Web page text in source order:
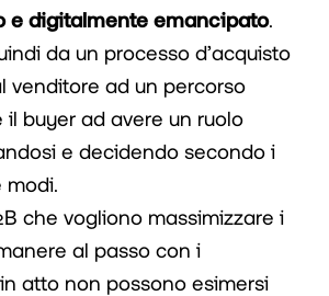
e digitalmente emancipato.
da un processo d’acquisto
venditore ad un percorso
il buyer ad avere un ruolo
e decidendo secondo i
che vogliono massimizzare i
al passo con i
atto non possono esimersi